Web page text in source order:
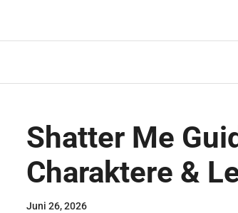
springen
Shatter Me
Charaktere &
Juni 26, 2026